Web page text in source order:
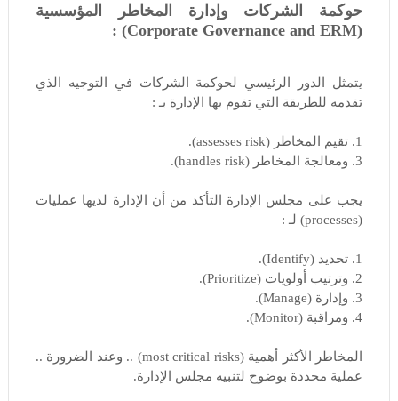
حوكمة الشركات وإدارة المخاطر المؤسسية
(Corporate Governance and ERM) :
يتمثل الدور الرئيسي لحوكمة الشركات في التوجيه الذي
تقدمه للطريقة التي تقوم بها الإدارة بـ :
1. تقيم المخاطر (assesses risk).
3. ومعالجة المخاطر (handles risk).
يجب على مجلس الإدارة التأكد من أن الإدارة لديها عمليات
(processes) لـ :
1. تحديد (Identify).
2. وترتيب أولويات (Prioritize).
3. وإدارة (Manage).
4. ومراقبة (Monitor).
المخاطر الأكثر أهمية (most critical risks) .. وعند الضرورة ..
عملية محددة بوضوح لتنبيه مجلس الإدارة.